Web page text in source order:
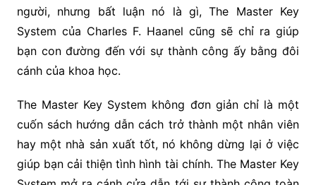
người, nhưng bất luận nó là gì, The Master Key
System của Charles F. Haanel cũng sẽ chỉ ra giúp
bạn con đường đến với sự thành công ấy bằng đôi
cánh của khoa học.
The Master Key System không đơn giản chỉ là một
cuốn sách hướng dẫn cách trở thành một nhân viên
hay một nhà sản xuất tốt, nó không dừng lại ở việc
giúp bạn cải thiện tình hình tài chính. The Master Key